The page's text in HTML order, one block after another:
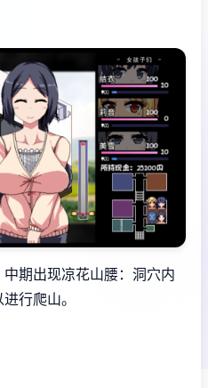
期出现凉花山腰：洞穴内
行爬山。